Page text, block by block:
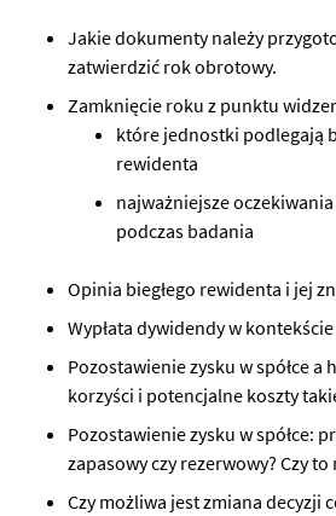
Jakie dokumenty należy
zatwierdzić rok obrotowy.
Zamknięcie roku z punktu
które jednostki podlegają
rewidenta
najważniejsze
podczas badania
Opinia biegłego rewidenta i jej
Wypłata dywidendy w kontekście
Pozostawienie zysku w spółce a
korzyści i potencjalne koszty
Pozostawienie zysku w spółce:
zapasowy czy rezerwowy? Czy to
Czy możliwa jest zmiana decyzji